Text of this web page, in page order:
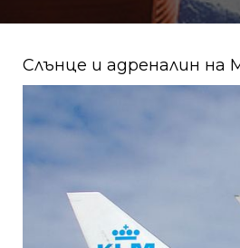
Слънце и адреналин на